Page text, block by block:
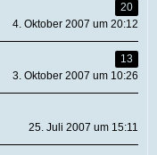
20
4. Oktober 2007 um 20:12
13
3. Oktober 2007 um 10:26
25. Juli 2007 um 15:11